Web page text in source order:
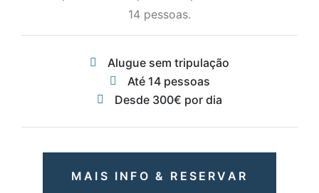
14 pessoas.
Alugue sem tripulação
Até 14 pessoas
Desde 300€ por dia
MAIS INFO & RESERVAR